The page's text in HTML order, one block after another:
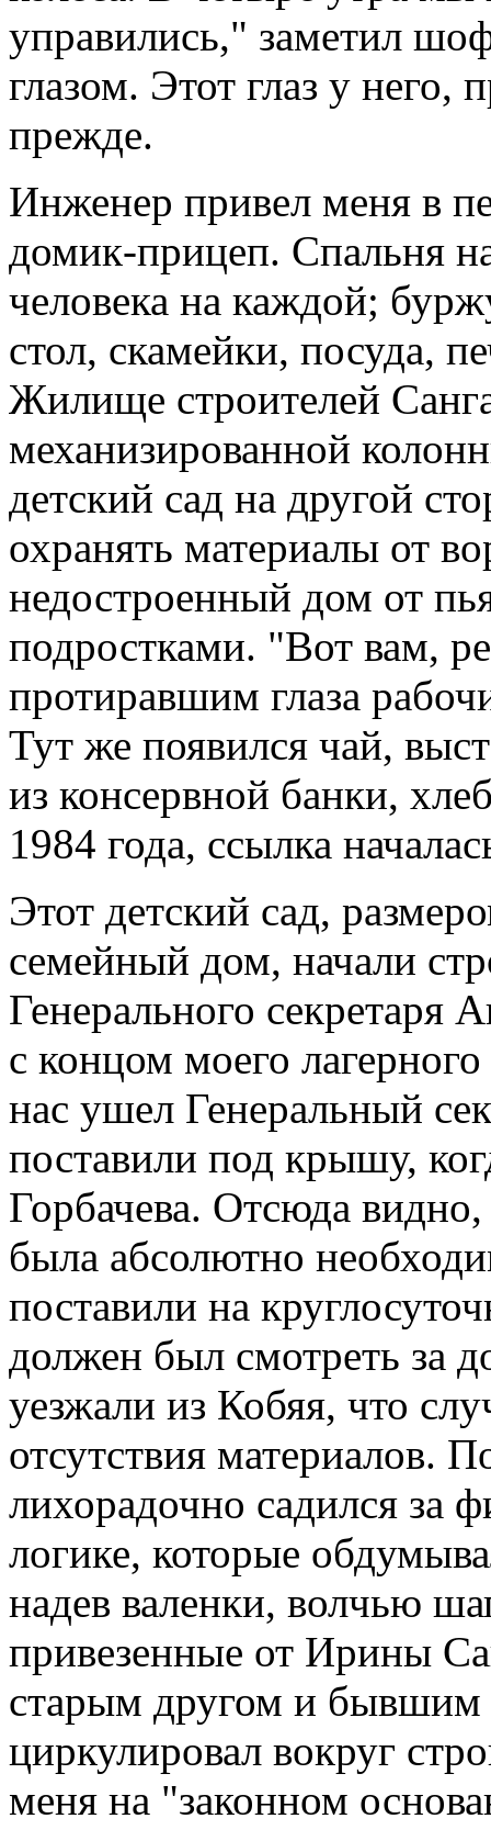
управились," заметил
глазом. Этот глаз у него,
прежде.
Инженер привел меня в
домик-прицеп. Спальня
человека на каждой;
стол, скамейки, посуда,
Жилище строителей
механизированной
детский сад на другой
охранять материалы от
недостроенный дом от
подростками. "Вот вам,
протиравшим глаза
Тут же появился чай,
из консервной банки,
1984 года, ссылка
Этот детский сад,
семейный дом, начали
Генерального секретаря
с концом моего
нас ушел Генеральный
поставили под крышу,
Горбачева. Отсюда
была абсолютно
поставили на
должен был смотреть за
уезжали из Кобяя, что
отсутствия материалов.
лихорадочно садился за
логике, которые
надев валенки, волчью
привезенные от Ирины
старым другом и бывшим
циркулировал вокруг
меня на "законном